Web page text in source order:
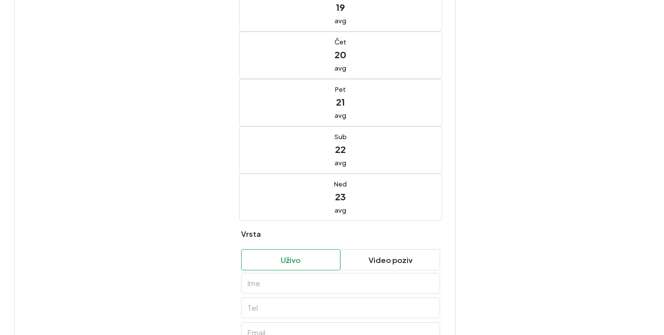
19
avg
Čet
20
avg
Pet
21
avg
Sub
22
avg
Ned
23
avg
Vrsta
Uživo Video poziv